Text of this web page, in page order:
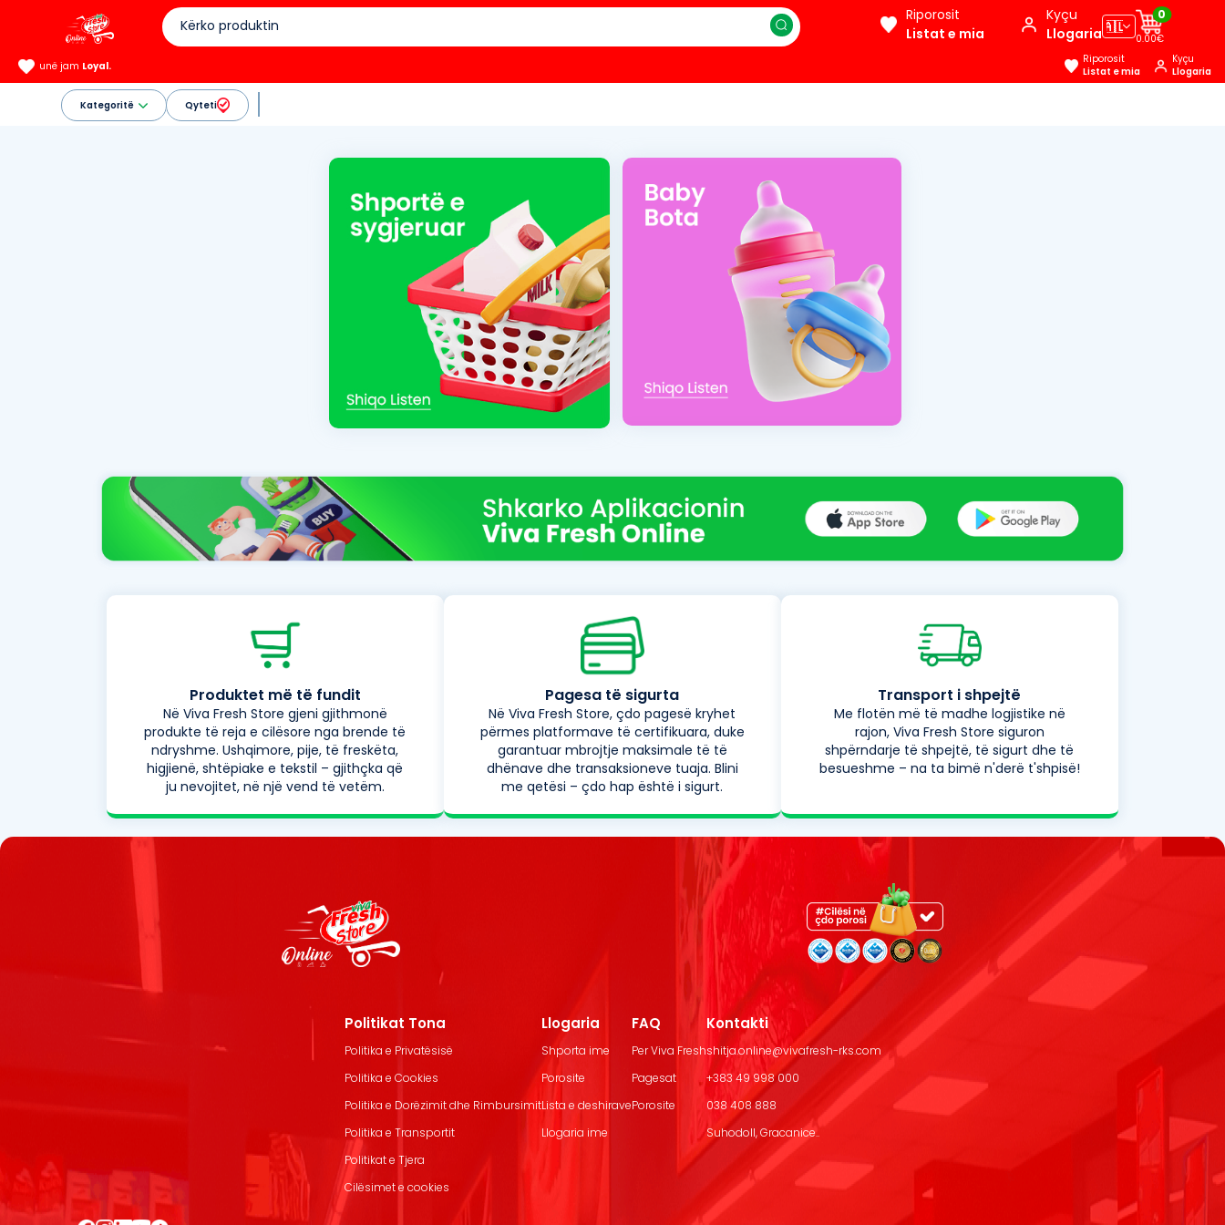
Riporosit
Listat e mia
Kyçu
Llogaria🇦🇱
0
0.00€
unë jam Loyal.
Riporosit
Listat e mia
Kyçu
Llogaria
Kategoritë Qyteti
Produktet më të fundit
Në Viva Fresh Store gjeni gjithmonë
produkte të reja e cilësore nga brende të
ndryshme. Ushqimore, pije, të freskëta,
higjienë, shtëpiake e tekstil – gjithçka që
ju nevojitet, në një vend të vetëm.
Pagesa të sigurta
Në Viva Fresh Store, çdo pagesë kryhet
përmes platformave të certifikuara, duke
garantuar mbrojtje maksimale të të
dhënave dhe transaksioneve tuaja. Blini
me qetësi – çdo hap është i sigurt.
Transport i shpejtë
Me flotën më të madhe logjistike në
rajon, Viva Fresh Store siguron
shpërndarje të shpejtë, të sigurt dhe të
besueshme – na ta bimë n'derë t'shpisë!
Politikat Tona
Politika e Privatësisë
Politika e Cookies
Politika e Dorëzimit dhe Rimbursimit
Politika e Transportit
Politikat e Tjera
Cilësimet e cookies
Llogaria
Shporta ime
Porosite
Lista e deshirave
Llogaria ime
FAQ
Per Viva Fresh
Pagesat
Porosite
Kontakti
shitja.online@vivafresh-rks.com
+383 49 998 000
038 408 888
Suhodoll, Gracanice..